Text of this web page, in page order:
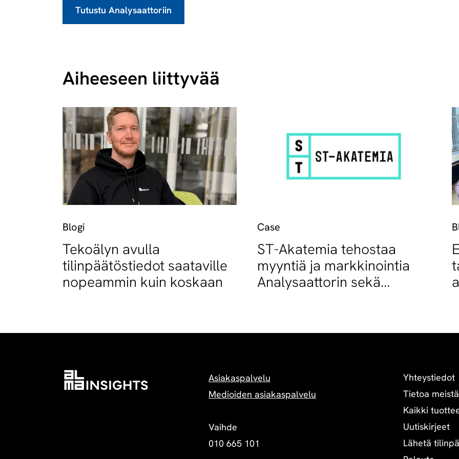
Tutustu Analysaattoriin
Aiheeseen liittyvää
Blogi
Tekoälyn avulla
tilinpäätöstiedot saataville
nopeammin kuin koskaan
Case
ST-Akatemia tehostaa
myyntiä ja markkinointia
Analysaattorin sekä
Asiakaspalvelu
Medioiden asiakaspalvelu
Vaihde
010 665 101
Yhteystiedot
Tietoa meistä
Kaikki
Uutiskirjeet
Lähetä